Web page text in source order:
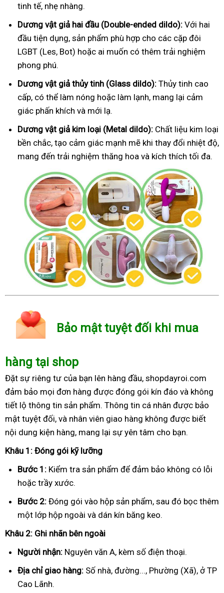
tinh tế, nhẹ nhàng.
Dương vật giả hai đầu (Double-ended dildo): Với hai
đầu tiện dụng, sản phẩm phù hợp cho các cặp đôi
LGBT (Les, Bot) hoặc ai muốn có thêm trải nghiệm
phong phú.
Dương vật giả thủy tinh (Glass dildo): Thủy tinh cao
cấp, có thể làm nóng hoặc làm lạnh, mang lại cảm
giác phấn khích và mới lạ.
Dương vật giả kim loại (Metal dildo): Chất liệu kim loại
bền chắc, tạo cảm giác mạnh mẽ khi thay đổi nhiệt độ,
mang đến trải nghiệm thăng hoa và kích thích tối đa.
Bảo mật tuyệt đối khi mua
hàng tại shop
Đặt sự riêng tư của bạn lên hàng đầu, shopdayroi.com
đảm bảo mọi đơn hàng được đóng gói kín đáo và không
tiết lộ thông tin sản phẩm. Thông tin cá nhân được bảo
mật tuyệt đối, và nhân viên giao hàng không được biết
nội dung kiện hàng, mang lại sự yên tâm cho bạn.
Khâu 1: Đóng gói kỹ lưỡng
Bước 1: Kiểm tra sản phẩm để đảm bảo không có lỗi
hoặc trầy xước.
Bước 2: Đóng gói vào hộp sản phẩm, sau đó bọc thêm
một lớp hộp ngoài và dán kín băng keo.
Khâu 2: Ghi nhãn bên ngoài
Người nhận: Nguyên văn A, kèm số điện thoại.
Địa chỉ giao hàng: Số nhà, đường..., Phường (Xã), ở TP
Cao Lãnh.